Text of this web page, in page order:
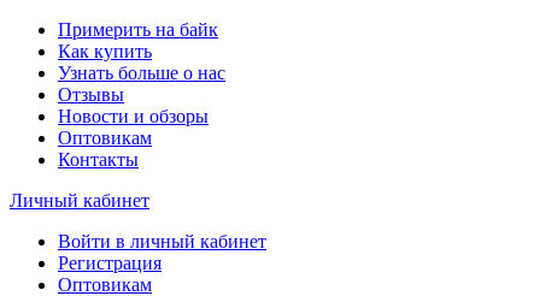
Примерить на байк
Как купить
Узнать больше о нас
Отзывы
Новости и обзоры
Оптовикам
Контакты
Личный кабинет
Войти в личный кабинет
Регистрация
Оптовикам